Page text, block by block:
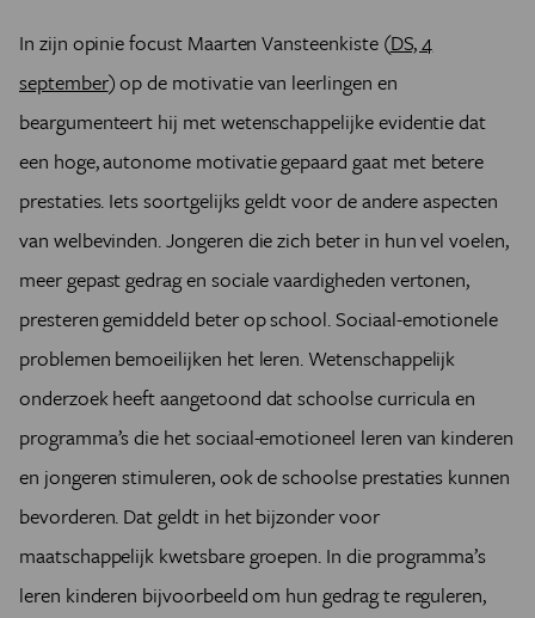
In zijn opinie focust Maarten Vansteenkiste (DS, 4
september) op de motivatie van leerlingen en
beargumenteert hij met wetenschappelijke evidentie dat
een hoge, autonome motivatie gepaard gaat met betere
prestaties. Iets soortgelijks geldt voor de andere aspecten
van welbevinden. Jongeren die zich beter in hun vel voelen,
meer gepast gedrag en sociale vaardigheden vertonen,
presteren gemiddeld beter op school. Sociaal-emotionele
problemen bemoeilijken het leren. Wetenschappelijk
onderzoek heeft aangetoond dat schoolse curricula en
programma’s die het sociaal-emotioneel leren van kinderen
en jongeren stimuleren, ook de schoolse prestaties kunnen
bevorderen. Dat geldt in het bijzonder voor
maatschappelijk kwetsbare groepen. In die programma’s
leren kinderen bijvoorbeeld om hun gedrag te reguleren,